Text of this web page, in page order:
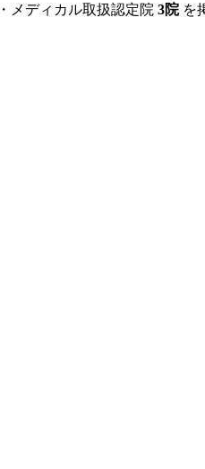
メディカル取扱認定院 3院を